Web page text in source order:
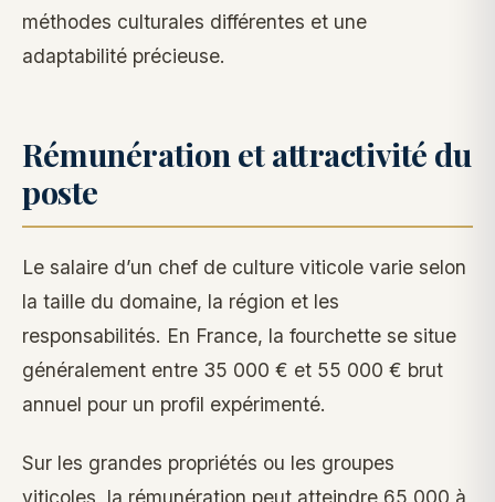
méthodes culturales différentes et une
adaptabilité précieuse.
Rémunération et attractivité du
poste
Le salaire d’un chef de culture viticole varie selon
la taille du domaine, la région et les
responsabilités. En France, la fourchette se situe
généralement entre 35 000 € et 55 000 € brut
annuel pour un profil expérimenté.
Sur les grandes propriétés ou les groupes
viticoles, la rémunération peut atteindre 65 000 à